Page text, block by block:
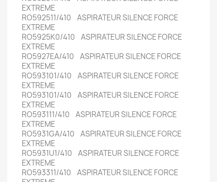
EXTREME
RO592511/410 ASPIRATEUR SILENCE FORCE
EXTREME
RO5925K0/410 ASPIRATEUR SILENCE FORCE
EXTREME
RO5927EA/410 ASPIRATEUR SILENCE FORCE
EXTREME
RO593101/410 ASPIRATEUR SILENCE FORCE
EXTREME
RO593101/410 ASPIRATEUR SILENCE FORCE
EXTREME
RO593111/410 ASPIRATEUR SILENCE FORCE
EXTREME
RO5931GA/410 ASPIRATEUR SILENCE FORCE
EXTREME
RO5931U1/410 ASPIRATEUR SILENCE FORCE
EXTREME
RO593311/410 ASPIRATEUR SILENCE FORCE